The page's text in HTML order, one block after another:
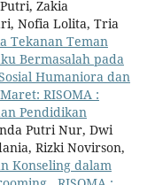
Zakia
Nofia Lolita, Tria
Tekanan Teman
Bermasalah pada
Humaniora dan
RISOMA :
Pendidikan
Putri Nur, Dwi
Rizki Novirson,
Konseling dalam